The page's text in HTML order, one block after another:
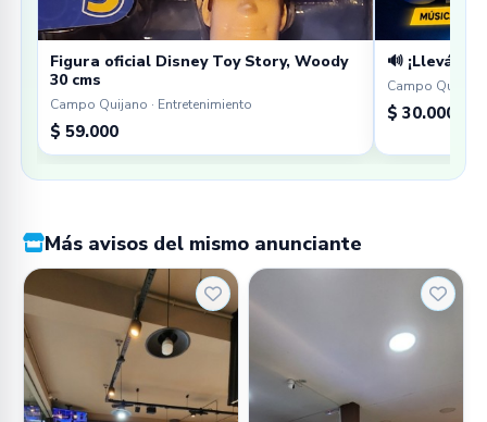
Figura oficial Disney Toy Story, Woody
30 cms
Campo Quijano · Entretenimiento
$ 59.000
🔊 ¡Llevá tu
Campo
$ 30.000
Más avisos del mismo anunciante